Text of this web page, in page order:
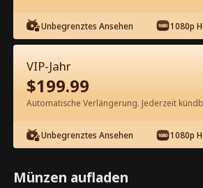
Episode 50 - Lady Boss
Vegas Bullies auf
0-49 50-80
Vorschau 1 2
Unbegrenztes Ansehen 1080p
VIP-Jahr
$199.99
Automatische Verlängerung. Jederzeit
Unbegrenztes Ansehen 1080p
Münzen aufladen